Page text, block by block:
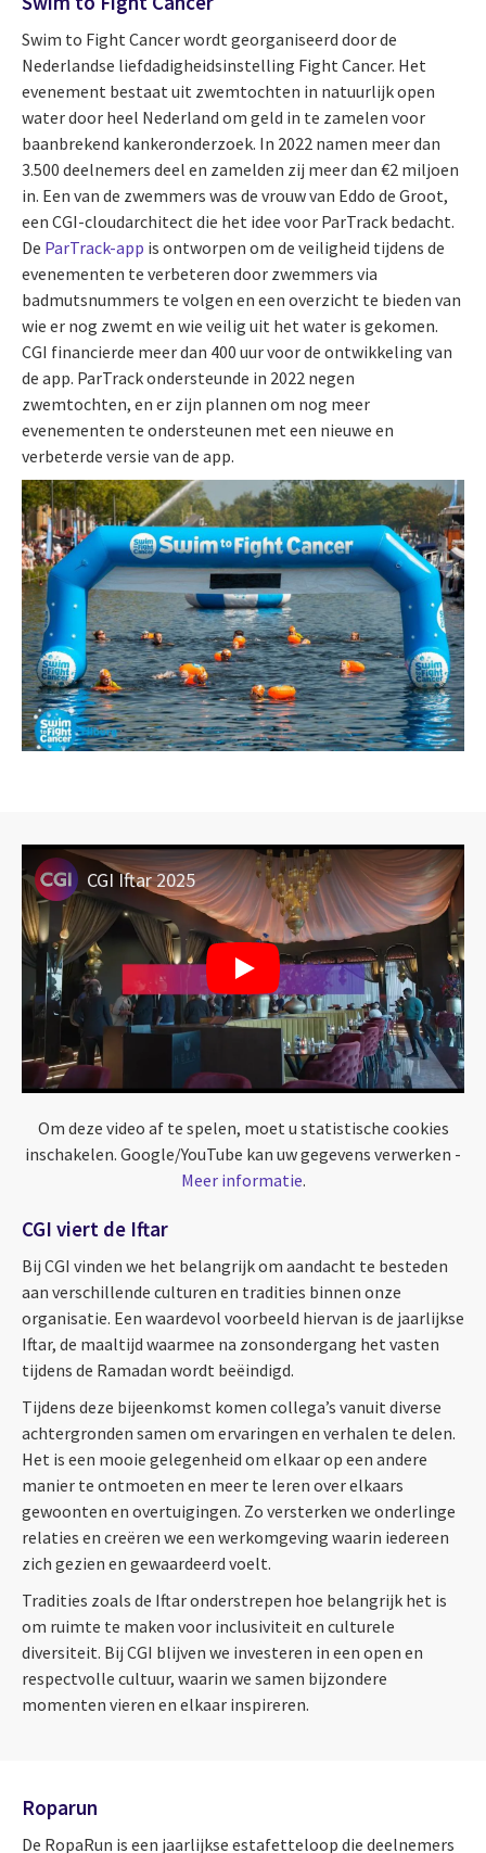
Swim to Fight Cancer wordt georganiseerd door de
Nederlandse liefdadigheidsinstelling Fight Cancer. Het
evenement bestaat uit zwemtochten in natuurlijk open
water door heel Nederland om geld in te zamelen voor
baanbrekend kankeronderzoek. In 2022 namen meer dan
3.500 deelnemers deel en zamelden zij meer dan €2 miljoen
in. Een van de zwemmers was de vrouw van Eddo de Groot,
een CGI-cloudarchitect die het idee voor ParTrack bedacht.
De ParTrack-app is ontworpen om de veiligheid tijdens de
evenementen te verbeteren door zwemmers via
badmutsnummers te volgen en een overzicht te bieden van
wie er nog zwemt en wie veilig uit het water is gekomen.
CGI financierde meer dan 400 uur voor de ontwikkeling van
de app. ParTrack ondersteunde in 2022 negen
zwemtochten, en er zijn plannen om nog meer
evenementen te ondersteunen met een nieuwe en
verbeterde versie van de app.
CGI Iftar 2025
Om deze video af te spelen, moet u statistische cookies
inschakelen. Google/YouTube kan uw gegevens verwerken -
Meer informatie.
CGI viert de Iftar
Bij CGI vinden we het belangrijk om aandacht te besteden
aan verschillende culturen en tradities binnen onze
organisatie. Een waardevol voorbeeld hiervan is de jaarlijkse
Iftar, de maaltijd waarmee na zonsondergang het vasten
tijdens de Ramadan wordt beëindigd.
Tijdens deze bijeenkomst komen collega’s vanuit diverse
achtergronden samen om ervaringen en verhalen te delen.
Het is een mooie gelegenheid om elkaar op een andere
manier te ontmoeten en meer te leren over elkaars
gewoonten en overtuigingen. Zo versterken we onderlinge
relaties en creëren we een werkomgeving waarin iedereen
zich gezien en gewaardeerd voelt.
Tradities zoals de Iftar onderstrepen hoe belangrijk het is
om ruimte te maken voor inclusiviteit en culturele
diversiteit. Bij CGI blijven we investeren in een open en
respectvolle cultuur, waarin we samen bijzondere
momenten vieren en elkaar inspireren.
Roparun
De RopaRun is een jaarlijkse estafetteloop die deelnemers